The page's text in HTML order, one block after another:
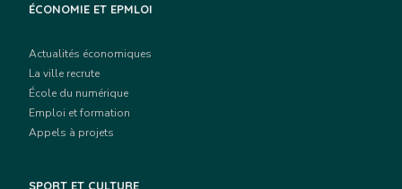
ÉCONOMIE ET EPMLOI
Actualités économiques
La ville recrute
École du numérique
Emploi et formation
Appels à projets
SPORT ET CULTURE